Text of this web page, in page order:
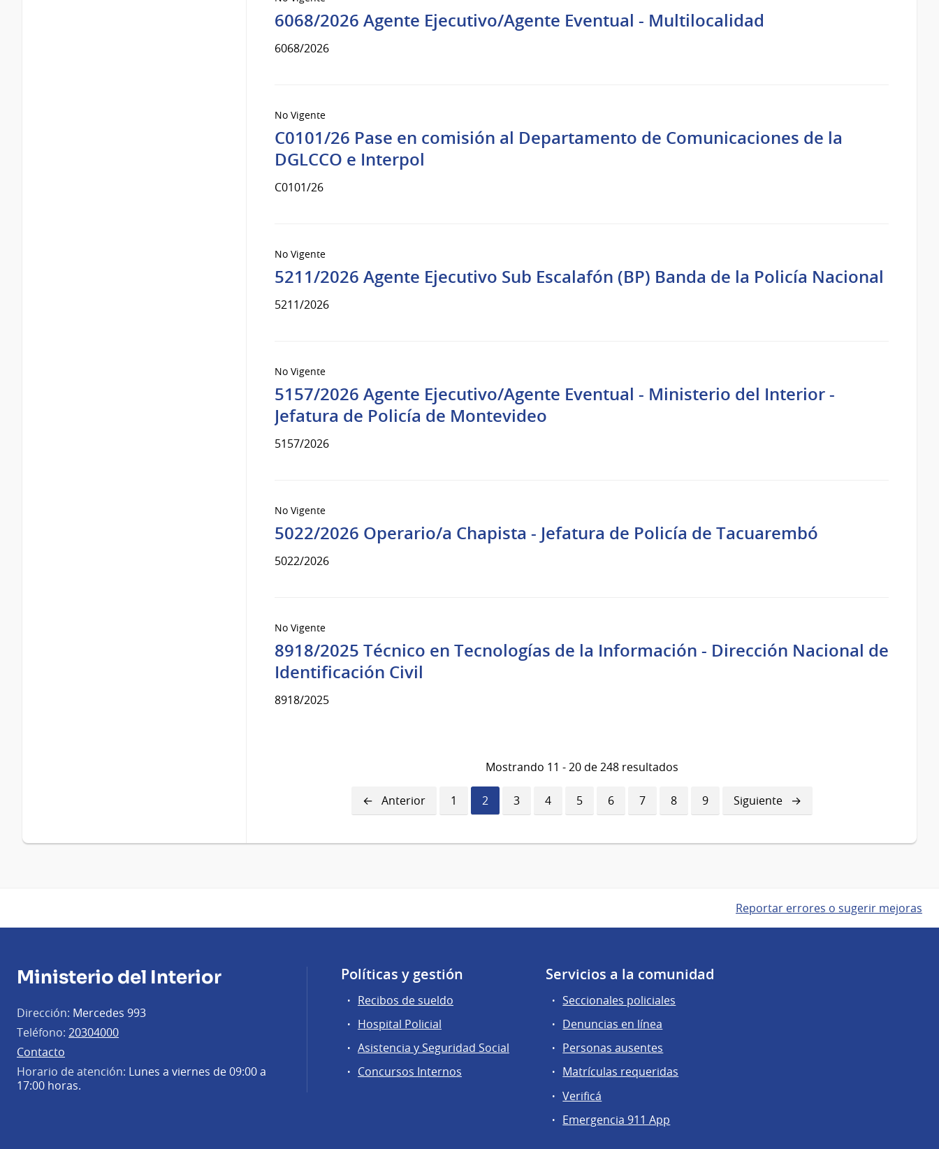
6068/2026 Agente Ejecutivo/Agente Eventual - Multilocalidad
6068/2026
No Vigente
C0101/26 Pase en comisión al Departamento de Comunicaciones de la
DGLCCO e Interpol
C0101/26
No Vigente
5211/2026 Agente Ejecutivo Sub Escalafón (BP) Banda de la Policía Nacional
5211/2026
No Vigente
5157/2026 Agente Ejecutivo/Agente Eventual - Ministerio del Interior -
Jefatura de Policía de Montevideo
5157/2026
No Vigente
5022/2026 Operario/a Chapista - Jefatura de Policía de Tacuarembó
5022/2026
No Vigente
8918/2025 Técnico en Tecnologías de la Información - Dirección Nacional de
Identificación Civil
8918/2025
Mostrando 11 - 20 de 248 resultados
Página
anterior
Anterior Página
1
Página
actual
2 Página
3 Página
4 Página
5 Página
6 Página
7 Página
8 Página
9
Siguiente
página
Siguiente
Reportar errores o sugerir mejoras
Ministerio del Interior
Dirección: Mercedes 993
Teléfono: 20304000
Contacto
Horario de atención: Lunes a viernes de 09:00 a
17:00 horas.
Políticas y gestión
Recibos de sueldo
Hospital Policial
Asistencia y Seguridad Social
Concursos Internos
Servicios a la comunidad
Seccionales policiales
Denuncias en línea
Personas ausentes
Matrículas requeridas
Verificá
Emergencia 911 App